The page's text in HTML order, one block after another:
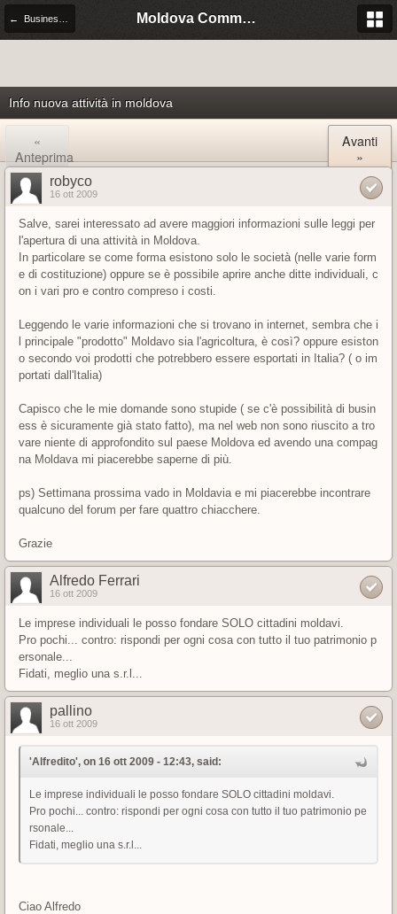
Moldova Community Italia
Info nuova attività in moldova
«
Anteprima
Avanti
»
robyco
16 ott 2009
Salve, sarei interessato ad avere maggiori informazioni sulle leggi per
l'apertura di una attività in Moldova.
In particolare se come forma esistono solo le società (nelle varie form
e di costituzione) oppure se è possibile aprire anche ditte individuali, c
on i vari pro e contro compreso i costi.
Leggendo le varie informazioni che si trovano in internet, sembra che i
l principale "prodotto" Moldavo sia l'agricoltura, è così? oppure esiston
o secondo voi prodotti che potrebbero essere esportati in Italia? ( o im
portati dall'Italia)
Capisco che le mie domande sono stupide ( se c'è possibilità di busin
ess è sicuramente già stato fatto), ma nel web non sono riuscito a tro
vare niente di approfondito sul paese Moldova ed avendo una compag
na Moldava mi piacerebbe saperne di più.
ps) Settimana prossima vado in Moldavia e mi piacerebbe incontrare
qualcuno del forum per fare quattro chiacchere.
Grazie
Alfredo Ferrari
16 ott 2009
Le imprese individuali le posso fondare SOLO cittadini moldavi.
Pro pochi... contro: rispondi per ogni cosa con tutto il tuo patrimonio p
ersonale...
Fidati, meglio una s.r.l...
pallino
16 ott 2009
'Alfredito', on 16 ott 2009 - 12:43, said:
Le imprese individuali le posso fondare SOLO cittadini moldavi.
Pro pochi... contro: rispondi per ogni cosa con tutto il tuo patrimonio pe
rsonale...
Fidati, meglio una s.r.l...
Ciao Alfredo